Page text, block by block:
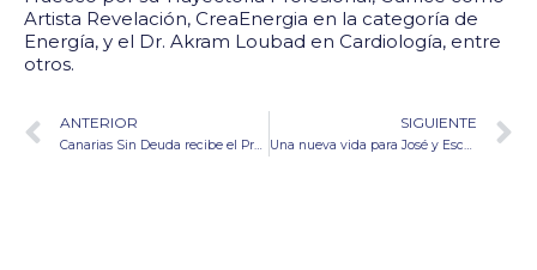
Artista Revelación, CreaEnergia en la categoría de
Energía, y el Dr. Akram Loubad en Cardiología, entre
otros.
ANTERIOR
Canarias Sin Deuda recibe el Premio Nacional El Suplemento 2024 en la categoría Ley de Segunda Oportunidad
SIGUIENTE
Una nueva vida para José y Escarlata tras cancelar más de 60.000 euros de deuda